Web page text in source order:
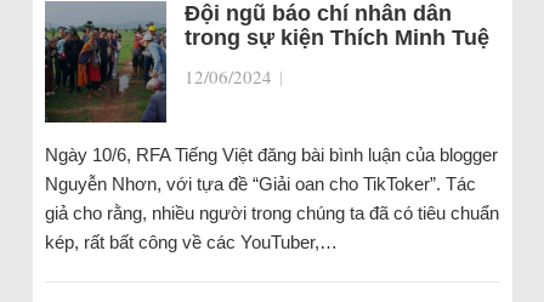
Đội ngũ báo chí nhân dân
trong sự kiện Thích Minh Tuệ
12/06/2024 |
Ngày 10/6, RFA Tiếng Việt đăng bài bình luận của blogger
Nguyễn Nhơn, với tựa đề “Giải oan cho TikToker”. Tác
giả cho rằng, nhiều người trong chúng ta đã có tiêu chuẩn
kép, rất bất công về các YouTuber,…